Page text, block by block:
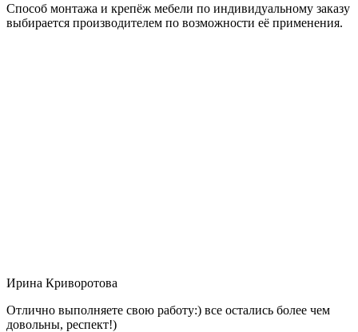
Способ монтажа и крепёж мебели по индивидуальному заказу
выбирается производителем по возможности её применения.
Ирина Криворотова
Отлично выполняете свою работу:) все остались более чем
довольны, респект!)